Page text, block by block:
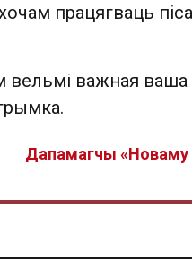
працягваць
вельмі важная ваша
Дапамагчы «Новаму